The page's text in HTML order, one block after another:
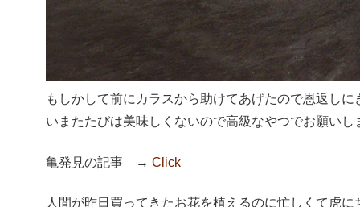
もしかして前にカラスから助けてあげたので恩返
いまたたびは美味しくないので高級なやつでお願いし
亀発見の記事 → Click
人間が昨日買ってきたお花を植えるのに忙しくて虎